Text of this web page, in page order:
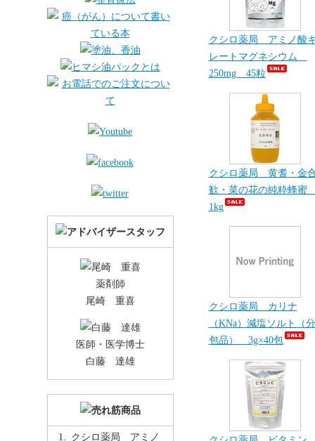
クシロ薬局 アミノ酸
レートマグネシウム
250mg 45粒
クシロ薬局 黄耆・金
歓・菜の花の純粋蜂
1kg
クシロ薬局 カリナ
（KNa）減塩ソルト（分
包品） 3g×40包
薬剤師
尾崎 重喜
医師・医学博士
白藤 達雄
クシロ薬局 アミノ